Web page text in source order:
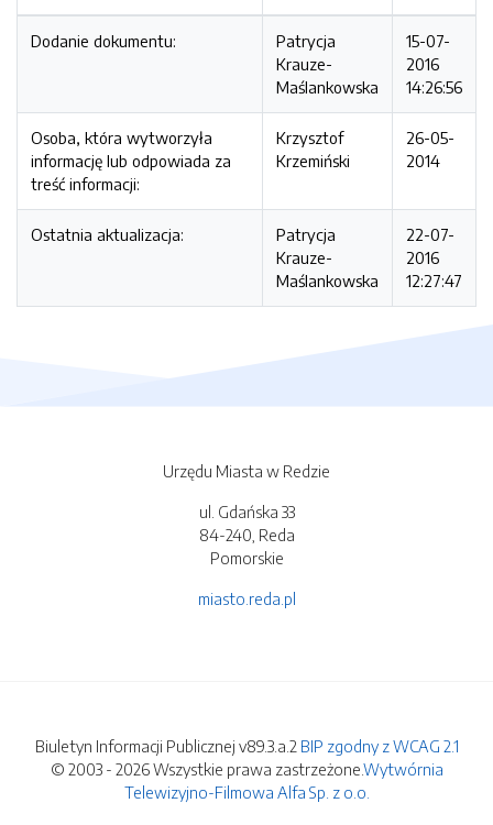
Dodanie dokumentu:
Patrycja
Krauze-
Maślankowska
15-07-
2016
14:26:56
Osoba, która wytworzyła
informację lub odpowiada za
treść informacji:
Krzysztof
Krzemiński
26-05-
2014
Ostatnia aktualizacja:
Patrycja
Krauze-
Maślankowska
22-07-
2016
12:27:47
Urzędu Miasta w Redzie
ul. Gdańska 33
84-240, Reda
Pomorskie
miasto.reda.pl
Biuletyn Informacji Publicznej v89.3.a.2 BIP zgodny z WCAG 2.1
© 2003 - 2026 Wszystkie prawa zastrzeżone.Wytwórnia
Telewizyjno-Filmowa Alfa Sp. z o.o.